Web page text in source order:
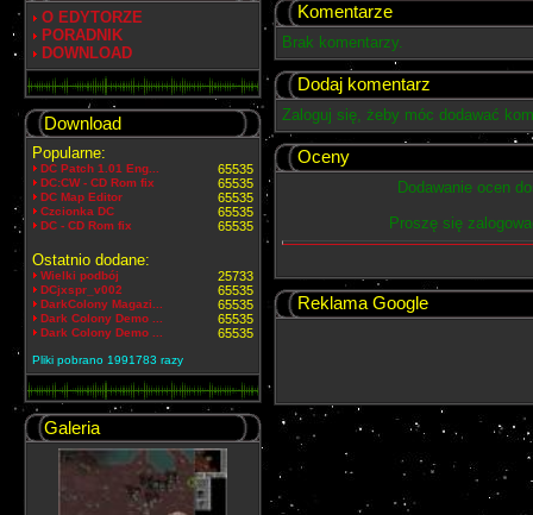
O EDYTORZE
PORADNIK
DOWNLOAD
Download
Popularne:
DC Patch 1.01 Eng... 65535
DC:CW - CD Rom fix 65535
DC Map Editor 65535
Czcionka DC 65535
DC - CD Rom fix 65535
Ostatnio dodane:
Wielki podbój 25733
DCjxspr_v002 65535
DarkColony Magazi... 65535
Dark Colony Demo ... 65535
Dark Colony Demo ... 65535
Pliki pobrano 1991783 razy
Galeria
Komentarze
Brak komentarzy.
Dodaj komentarz
Zaloguj się, żeby móc dodawać
Oceny
Dodawanie ocen
Proszę się
Reklama Google